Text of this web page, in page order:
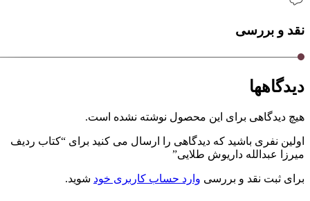
نقد و بررسی
دیدگاهها
هیچ دیدگاهی برای این محصول نوشته نشده است.
اولین نفری باشید که دیدگاهی را ارسال می کنید برای “کتاب ردیف
میرزا عبدالله داریوش طلایی”
برای ثبت نقد و بررسی وارد حساب کاربری خود شوید.